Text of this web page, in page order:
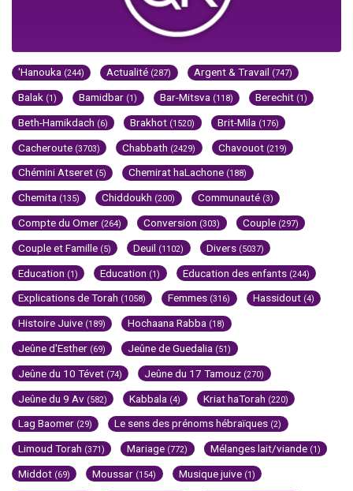
'Hanouka (244) Actualité (287) Argent & Travail (747)
Balak (1) Bamidbar (1) Bar-Mitsva (118) Berechit (1)
Beth-Hamikdach (6) Brakhot (1520) Brit-Mila (176)
Cacheroute (3703) Chabbath (2429) Chavouot (219)
Chémini Atseret (5) Chemirat haLachone (188)
Chemita (135) Chiddoukh (200) Communauté (3)
Compte du Omer (264) Conversion (303) Couple (297)
Couple et Famille (5) Deuil (1102) Divers (5037)
Education (1) Education (1) Education des enfants (244)
Explications de Torah (1058) Femmes (316) Hassidout (4)
Histoire Juive (189) Hochaana Rabba (18)
Jeûne d'Esther (69) Jeûne de Guedalia (51)
Jeûne du 10 Tévet (74) Jeûne du 17 Tamouz (270)
Jeûne du 9 Av (582) Kabbala (4) Kriat haTorah (220)
Lag Baomer (29) Le sens des prénoms hébraïques (2)
Limoud Torah (371) Mariage (772) Mélanges lait/viande (1)
Middot (69) Moussar (154) Musique juive (1)